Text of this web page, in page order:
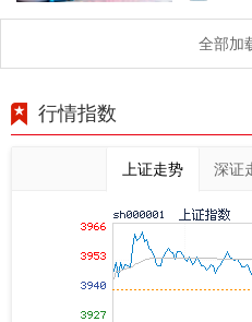
股市
全部加
行情指数
上证走势 深证